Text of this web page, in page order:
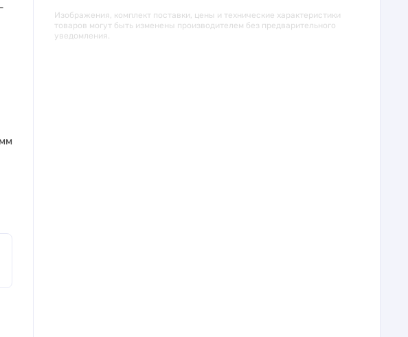
Изображения, комплект поставки, цены и технические характеристики
товаров могут быть изменены производителем без предварительного
уведомления.
мм